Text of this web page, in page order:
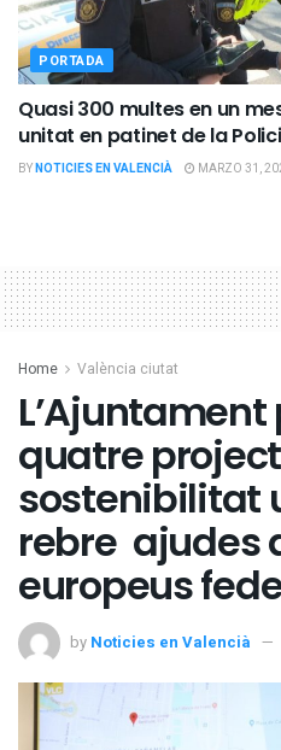
PORTADA
Quasi 300 multes en un
unitat en patinet de la
BYNOTICIES EN VALENCIÀ MARZO 31,
Home València ciutat
quatre
sostenibilitat
rebre ajudes
europeus
by Noticies en Valencià